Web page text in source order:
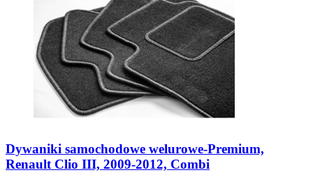
Dywaniki samochodowe welurowe-Premium,
Renault Clio III, 2009-2012, Combi